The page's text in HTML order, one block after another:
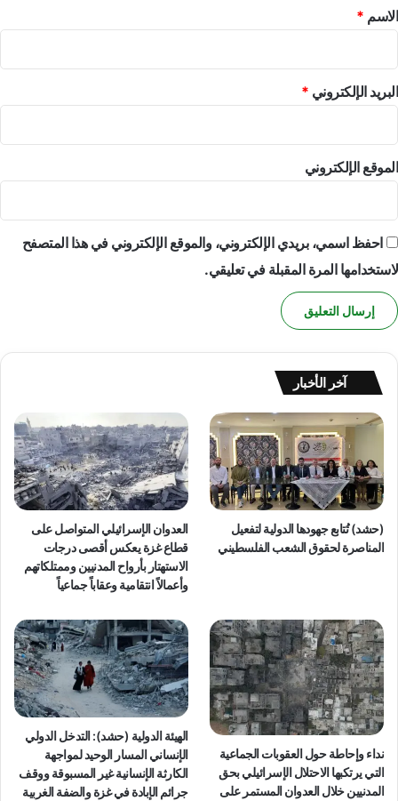
*
الاسم *
البريد الإلكتروني *
الموقع الإلكتروني
احفظ اسمي، بريدي الإلكتروني، والموقع الإلكتروني في هذا المتصفح
لاستخدامها المرة المقبلة في تعليقي.
آخر الأخبار
(حشد) تُتابع جهودها الدولية لتفعيل
المناصرة لحقوق الشعب الفلسطيني
العدوان الإسرائيلي المتواصل على
قطاع غزة يعكس أقصى درجات
الاستهتار بأرواح المدنيين وممتلكاتهم
وأعمالاً انتقامية وعقاباً جماعياً
نداء وإحاطة حول العقوبات الجماعية
التي يرتكبها الاحتلال الإسرائيلي بحق
المدنيين خلال العدوان المستمر على
الهيئة الدولية (حشد): التدخل الدولي
الإنساني المسار الوحيد لمواجهة
الكارثة الإنسانية غير المسبوقة ووقف
جرائم الإبادة في غزة والضفة الغربية